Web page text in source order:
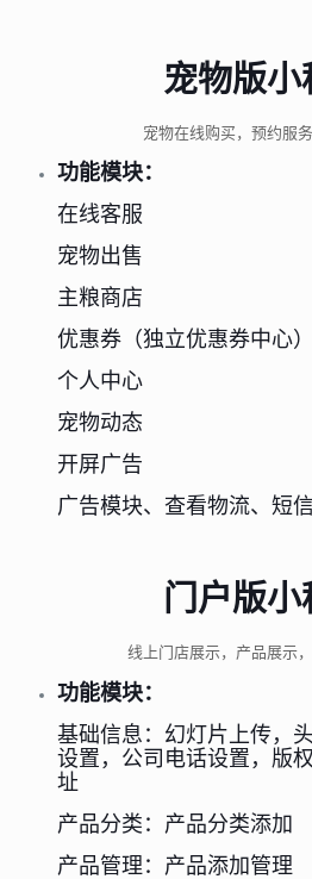
宠物版小
宠物在线购买，预约服
功能模块：
在线客服
宠物出售
主粮商店
优惠券（独立优惠券中心）
个人中心
宠物动态
开屏广告
广告模块、查看物流、短
门户版小
线上门店展示，产品展示
功能模块：
基础信息：幻灯片上传，
设置，公司电话设置，版
址
产品分类：产品分类添加
产品管理：产品添加管理